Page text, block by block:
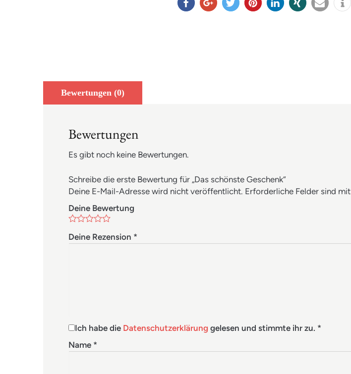
Bewertungen (0)
Bewertungen
Es gibt noch keine Bewertungen.
Schreibe die erste Bewertung für „Das schönste Geschenk“
Deine E-Mail-Adresse wird nicht veröffentlicht. Erforderliche Felder sind mit
Deine Bewertung
Deine Rezension *
Ich habe die Datenschutzerklärung gelesen und stimmte ihr zu. *
Name *